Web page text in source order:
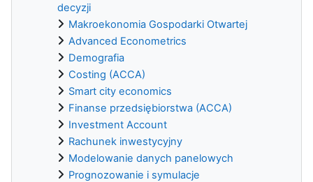
decyzji
Makroekonomia Gospodarki Otwartej
Advanced Econometrics
Demografia
Costing (ACCA)
Smart city economics
Finanse przedsiębiorstwa (ACCA)
Investment Account
Rachunek inwestycyjny
Modelowanie danych panelowych
Prognozowanie i symulacje